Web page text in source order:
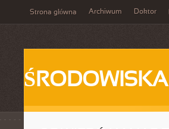
Strona główna Archiwum Doktor
ŚRODOWISKA